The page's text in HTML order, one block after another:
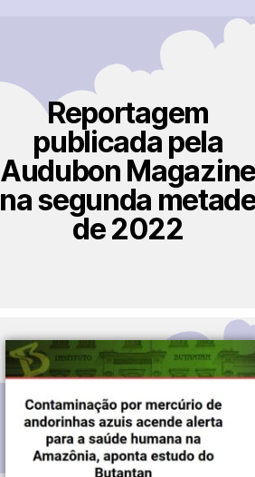
Reportagem
publicada pela
Audubon Magazine
na segunda
de 2022